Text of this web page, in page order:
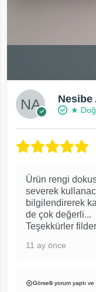
Nesibe
★
Ürün rengi
severek
bilgilendirerek
de çok değerli...
Teşekkürler
11 ay önce
Görselli yorum yaptı